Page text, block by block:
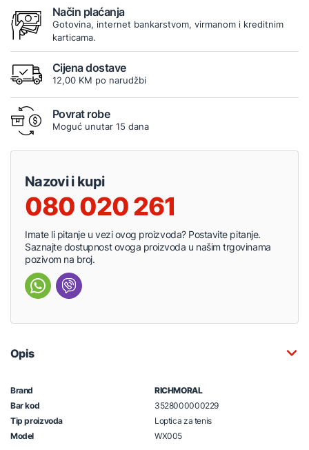
Način plaćanja
Gotovina, internet bankarstvom, virmanom i kreditnim
karticama.
Cijena dostave
12,00 KM po narudžbi
Povrat robe
Moguć unutar 15 dana
Nazovi i kupi
080 020 261
Imate li pitanje u vezi ovog proizvoda? Postavite pitanje.
Saznajte dostupnost ovoga proizvoda u našim trgovinama
pozivom na broj.
Opis
Brand
RICHMORAL
Bar kod
3528000000229
Tip proizvoda
Loptica za tenis
Model
WX005